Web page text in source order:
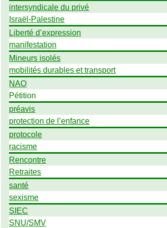
intersyndicale du privé
Israël-Palestine
Liberté d’expression
manifestation
Mineurs isolés
mobilités durables et transport
NAO
Pétition
préavis
protection de l’enfance
protocole
racisme
Rencontre
Retraites
santé
sexisme
SIEC
SNU/SMV